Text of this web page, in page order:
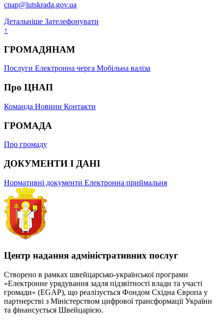
cnap@lutskrada.gov.ua
Детальніше Зателефонувати
↑
ГРОМАДЯНАМ
Послуги Електронна черга Мобільна валіза
Про ЦНАП
Команда Новини Контакти
ГРОМАДА
Про громаду
ДОКУМЕНТИ І ДАНІ
Нормативні документи Електронна приймальня
Центр надання адміністративних послуг
Створено в рамках швейцарсько-української програми
«Електронне урядування задля підзвітності влади та участі
громади» (EGAP), що реалізується Фондом Східна Європа у
партнерстві з Міністерством цифрової трансформації України
та фінансується Швейцарією.